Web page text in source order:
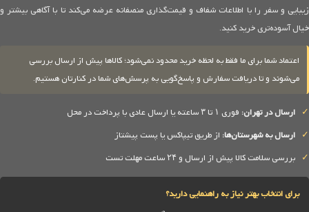
زیبایی و سفر را با اطلاعات شفاف و قیمت‌گذاری منصفانه عرضه می‌کند تا با آگاهی بیشتر و
خیال آسوده‌تری خرید کنید.
اعتماد شما برای ما فقط به لحظه خرید محدود نمی‌شود؛ کالاها پیش از ارسال بررسی
می‌شوند و تا دریافت سفارش و پاسخ‌گویی به پرسش‌های شما در کنارتان هستیم.
✓ ارسال در تهران: فوری ۱ تا ۳ ساعته یا ارسال عادی با پرداخت در محل
✓ ارسال به شهرستان‌ها: از طریق تیپاکس یا پست پیشتاز
✓ بررسی سلامت کالا پیش از ارسال و ۲۴ ساعت مهلت تست
برای انتخاب بهتر نیاز به راهنمایی دارید؟